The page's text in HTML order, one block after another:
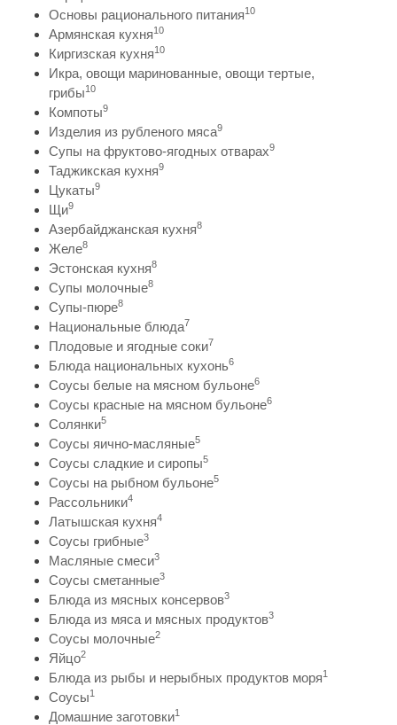
Основы рационального питания10
Армянская кухня10
Киргизская кухня10
Икра, овощи маринованные, овощи тертые,
грибы10
Компоты9
Изделия из рубленого мяса9
Супы на фруктово-ягодных отварах9
Таджикская кухня9
Цукаты9
Щи9
Азербайджанская кухня8
Желе8
Эстонская кухня8
Супы молочные8
Супы-пюре8
Национальные блюда7
Плодовые и ягодные соки7
Блюда национальных кухонь6
Соусы белые на мясном бульоне6
Соусы красные на мясном бульоне6
Солянки5
Соусы яично-масляные5
Соусы сладкие и сиропы5
Соусы на рыбном бульоне5
Рассольники4
Латышская кухня4
Соусы грибные3
Масляные смеси3
Соусы сметанные3
Блюда из мясных консервов3
Блюда из мяса и мясных продуктов3
Соусы молочные2
Яйцо2
Блюда из рыбы и нерыбных продуктов моря1
Соусы1
Домашние заготовки1